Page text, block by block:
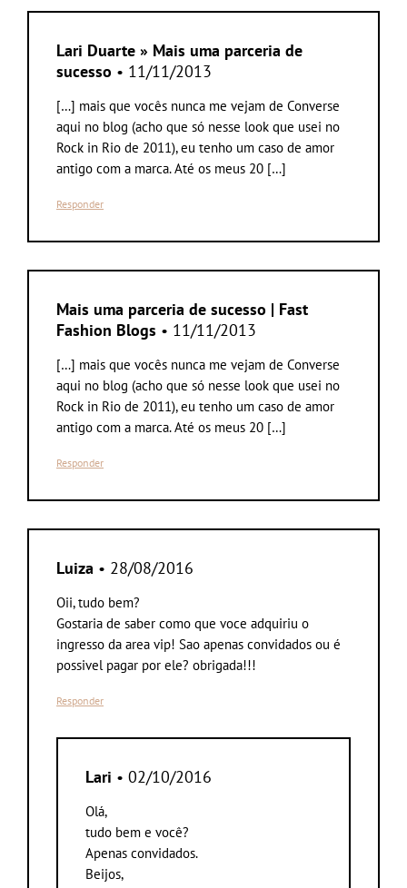
Lari Duarte » Mais uma parceria de
sucesso • 11/11/2013
[…] mais que vocês nunca me vejam de Converse
aqui no blog (acho que só nesse look que usei no
Rock in Rio de 2011), eu tenho um caso de amor
antigo com a marca. Até os meus 20 […]
Responder
Mais uma parceria de sucesso | Fast
Fashion Blogs • 11/11/2013
[…] mais que vocês nunca me vejam de Converse
aqui no blog (acho que só nesse look que usei no
Rock in Rio de 2011), eu tenho um caso de amor
antigo com a marca. Até os meus 20 […]
Responder
Luiza • 28/08/2016
Oii, tudo bem?
Gostaria de saber como que voce adquiriu o
ingresso da area vip! Sao apenas convidados ou é
possivel pagar por ele? obrigada!!!
Responder
Lari • 02/10/2016
Olá,
tudo bem e você?
Apenas convidados.
Beijos,